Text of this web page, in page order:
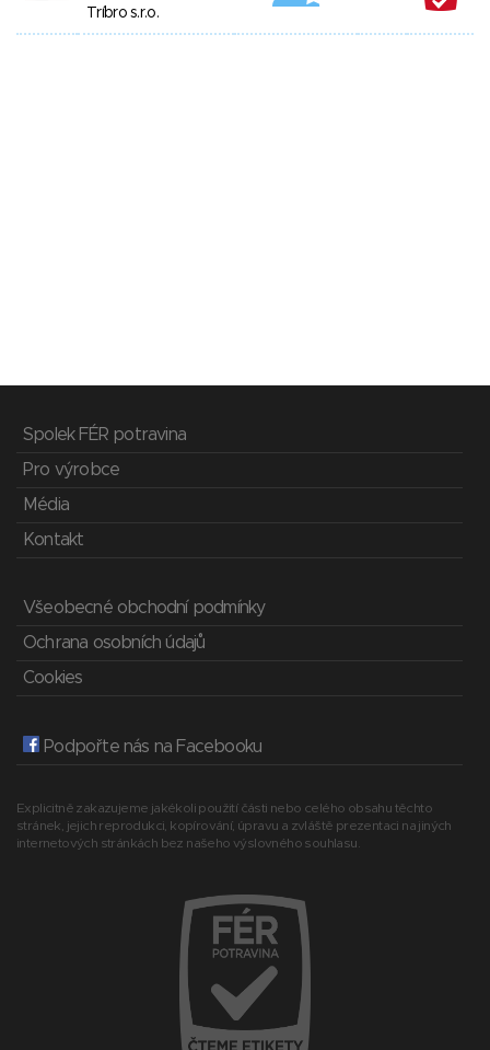
Tríbro s.r.o.
Spolek FÉR potravina
Pro výrobce
Média
Kontakt
Všeobecné obchodní podmínky
Ochrana osobních údajů
Cookies
Podpořte nás na Facebooku
Explicitně zakazujeme jakékoli použití části nebo celého obsahu těchto
stránek, jejich reprodukci, kopírování, úpravu a zvláště prezentaci na jiných
internetových stránkách bez našeho výslovného souhlasu.